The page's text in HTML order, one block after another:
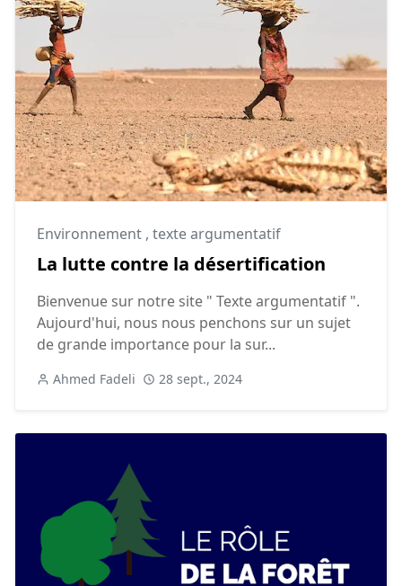
Environnement , texte argumentatif
La lutte contre la désertification
Bienvenue sur notre site " Texte argumentatif ".
Aujourd'hui, nous nous penchons sur un sujet
de grande importance pour la sur...
Ahmed Fadeli 28 sept., 2024